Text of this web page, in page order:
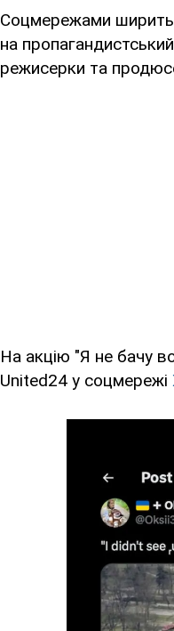
Соцмережами
на
режисерки та
На акцію "Я не бачу
United24 у соцмережі